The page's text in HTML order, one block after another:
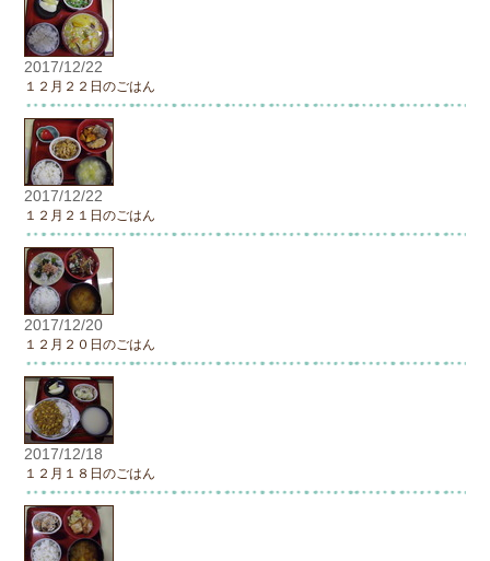
2017/12/22
１２月２２日のごはん
2017/12/22
１２月２１日のごはん
2017/12/20
１２月２０日のごはん
2017/12/18
１２月１８日のごはん